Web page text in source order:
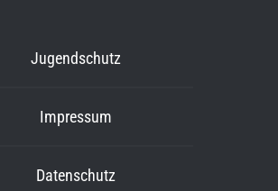
Jugendschutz
Impressum
Datenschutz